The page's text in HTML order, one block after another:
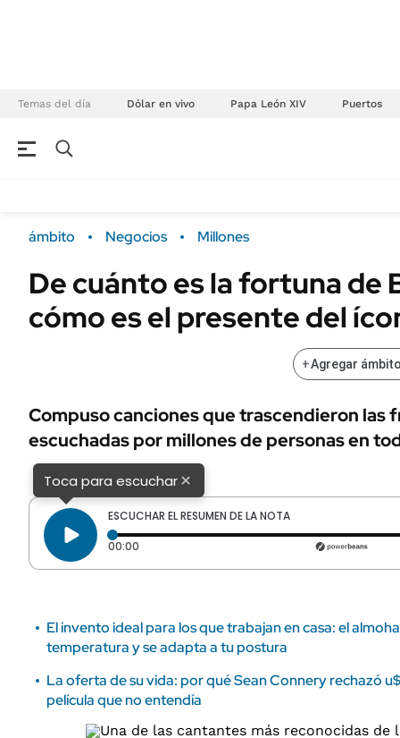
Temas del día Dólar en vivo Papa León XIV Puertos
Campo
FINANZAS
ÁMBITO DEBATE
MEDIAKIT AMBITO DEBATE
Sustentabilidad
POLÍTICA
ámbito Negocios Millones
De cuánto es la fortuna de
cómo es el presente del
+Agregar
Compuso canciones que trascendieron las
escuchadas por millones de personas en
Toca para escuchar×
ESCUCHAR EL RESUMEN DE LA NOTA
00:00 Tiempo transcurrido: 0 segundos
El invento ideal para los que trabajan en casa: el
temperatura y se adapta a tu postura
La oferta de su vida: por qué Sean Connery rechazó
película que no entendía